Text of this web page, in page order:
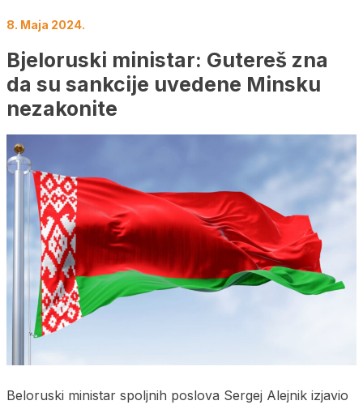
8. Maja 2024.
Bjeloruski ministar: Gutereš zna
da su sankcije uvedene Minsku
nezakonite
Beloruski ministar spoljnih poslova Sergej Alejnik izjavio